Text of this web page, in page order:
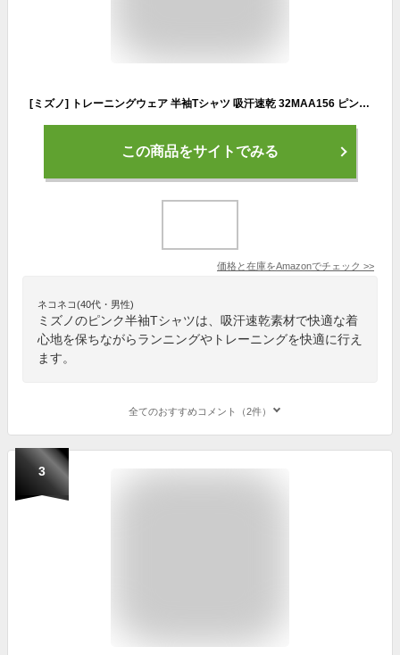
[ミズノ] トレーニングウェア 半袖Tシャツ 吸汗速乾 32MAA156 ピンク L
この商品をサイトでみる
価格と在庫をAmazonでチェック >>
ネコネコ(40代・男性)
ミズノのピンク半袖Tシャツは、吸汗速乾素材で快適な着
心地を保ちながらランニングやトレーニングを快適に行え
ます。
全てのおすすめコメント（2件）
3